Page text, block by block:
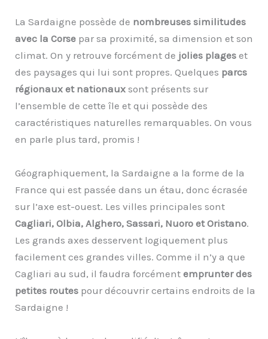
La Sardaigne possède de nombreuses similitudes
avec la Corse par sa proximité, sa dimension et son
climat. On y retrouve forcément de jolies plages et
des paysages qui lui sont propres. Quelques parcs
régionaux et nationaux sont présents sur
l’ensemble de cette île et qui possède des
caractéristiques naturelles remarquables. On vous
en parle plus tard, promis !
Géographiquement, la Sardaigne a la forme de la
France qui est passée dans un étau, donc écrasée
sur l’axe est-ouest. Les villes principales sont
Cagliari, Olbia, Alghero, Sassari, Nuoro et Oristano.
Les grands axes desservent logiquement plus
facilement ces grandes villes. Comme il n’y a que
Cagliari au sud, il faudra forcément emprunter des
petites routes pour découvrir certains endroits de la
Sardaigne !